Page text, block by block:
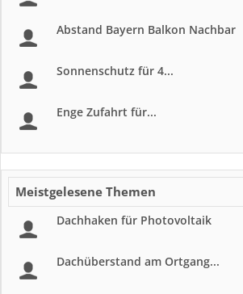
Abstand Bayern Balkon Nachbar
Sonnenschutz für 4...
Enge Zufahrt für...
Meistgelesene Themen
Dachhaken für Photovoltaik
Dachüberstand am Ortgang...